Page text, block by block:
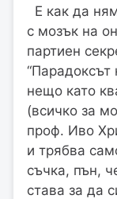
Е как да
с мозък на
партиен
“Парадоксът
нещо като
(всичко за
проф. Иво
и трябва
съчка, пън,
става за да